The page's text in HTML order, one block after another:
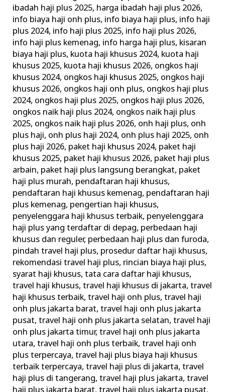
ibadah haji plus 2025, harga ibadah haji plus 2026,
info biaya haji onh plus, info biaya haji plus, info haji
plus 2024, info haji plus 2025, info haji plus 2026,
info haji plus kemenag, info harga haji plus, kisaran
biaya haji plus, kuota haji khusus 2024, kuota haji
khusus 2025, kuota haji khusus 2026, ongkos haji
khusus 2024, ongkos haji khusus 2025, ongkos haji
khusus 2026, ongkos haji onh plus, ongkos haji plus
2024, ongkos haji plus 2025, ongkos haji plus 2026,
ongkos naik haji plus 2024, ongkos naik haji plus
2025, ongkos naik haji plus 2026, onh haji plus, onh
plus haji, onh plus haji 2024, onh plus haji 2025, onh
plus haji 2026, paket haji khusus 2024, paket haji
khusus 2025, paket haji khusus 2026, paket haji plus
arbain, paket haji plus langsung berangkat, paket
haji plus murah, pendaftaran haji khusus,
pendaftaran haji khusus kemenag, pendaftaran haji
plus kemenag, pengertian haji khusus,
penyelenggara haji khusus terbaik, penyelenggara
haji plus yang terdaftar di depag, perbedaan haji
khusus dan reguler, perbedaan haji plus dan furoda,
pindah travel haji plus, prosedur daftar haji khusus,
rekomendasi travel haji plus, rincian biaya haji plus,
syarat haji khusus,tata cara daftar haji khusus,
travel haji khusus,travel haji khusus di jakarta,travel
haji khusus terbaik,travel haji onh plus,travel haji
onh plus jakarta barat,travel haji onh plus jakarta
pusat,travel haji onh plus jakarta selatan,travel haji
onh plus jakarta timur,travel haji onh plus jakarta
utara,travel haji onh plus terbaik,travel haji onh
plus terpercaya,travel haji plus biaya haji khusus
terbaik terpercaya,travel haji plus di jakarta,travel
haji plus di tangerang,travel haji plus jakarta,travel